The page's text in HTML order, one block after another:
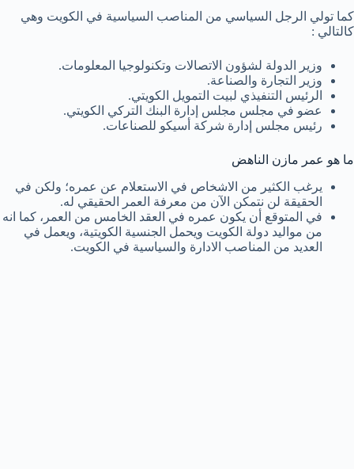
كما تولي الرجل السياسي من المناصب السياسية في الكويت وهي
كالتالي :
وزير الدولة لشؤون الاتصالات وتكنولوجيا المعلومات.
وزير التجارة والصناعة.
الرئيس التنفيذي لبيت التمويل الكويتي.
عضو في مجلس مجلس إدارة البنك التركي الكويتي.
رئيس مجلس إدارة شركة أسيكو للصناعات.
ما هو عمر مازن الناهض
يرغب الكثير من الاشخاص في الاستعلام عن عمره؛ ولكن في
الحقيقة لن نتمكن الآن من معرفة العمر الحقيقي له.
في المتوقع أن يكون عمره في العقد الخامس من العمر، كما انه
من مواليد دولة الكويت ويحمل الجنسية الكويتية، ويعمل في
العديد من المناصب الادارة والسياسية في الكويت.